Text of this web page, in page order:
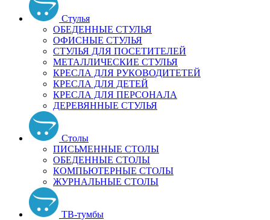
Стулья
ОБЕДЕННЫЕ СТУЛЬЯ
ОФИСНЫЕ СТУЛЬЯ
СТУЛЬЯ ДЛЯ ПОСЕТИТЕЛЕЙ
МЕТАЛЛИЧЕСКИЕ СТУЛЬЯ
КРЕСЛА ДЛЯ РУКОВОДИТЕТЕЙ
КРЕСЛА ДЛЯ ДЕТЕЙ
КРЕСЛА ДЛЯ ПЕРСОНАЛА
ДЕРЕВЯННЫЕ СТУЛЬЯ
Столы
ПИСЬМЕННЫЕ СТОЛЫ
ОБЕДЕННЫЕ СТОЛЫ
КОМПЬЮТЕРНЫЕ СТОЛЫ
ЖУРНАЛЬНЫЕ СТОЛЫ
ТВ-тумбы